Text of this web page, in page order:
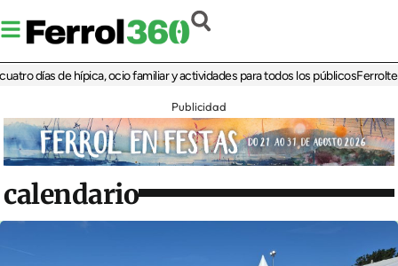
de hípica, ocio familiar y actividades para todos los públicosFerrolterra
Publicidad
calendario